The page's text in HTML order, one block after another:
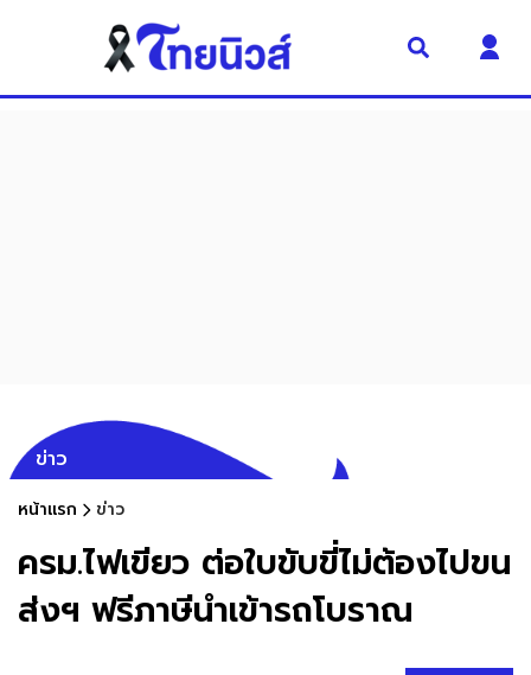
ข่าว
หน้าแรก ข่าว
ครม.ไฟเขียว ต่อใบขับขี่ไม่ต้องไปขน
ส่งฯ ฟรีภาษีนำเข้ารถโบราณ